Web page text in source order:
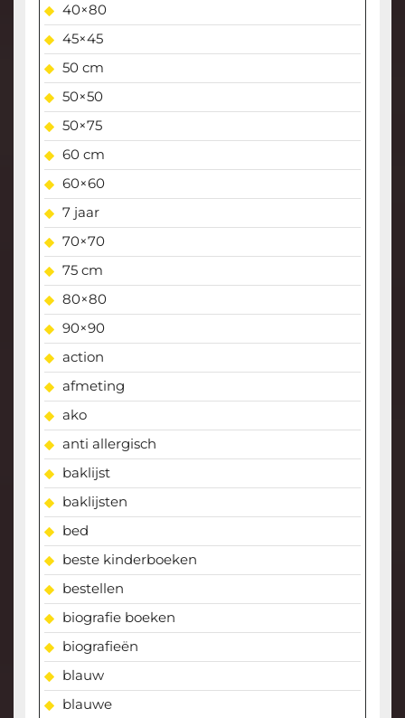
40×80
45×45
50 cm
50×50
50×75
60 cm
60×60
7 jaar
70×70
75 cm
80×80
90×90
action
afmeting
ako
anti allergisch
baklijst
baklijsten
bed
beste kinderboeken
bestellen
biografie boeken
biografieën
blauw
blauwe